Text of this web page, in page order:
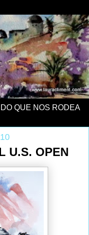
QUE NOS RODEA
U.S. OPEN